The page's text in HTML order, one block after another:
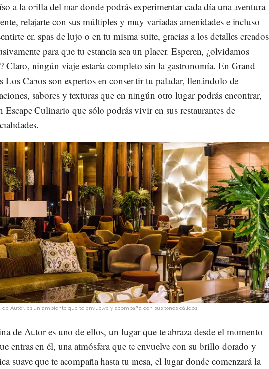
a la orilla del mar donde podrás experimentar cada día una aventura
relajarte con sus múltiples y muy variadas amenidades e incluso
en spas de lujo o en tu misma suite, gracias a los detalles creados
para que tu estancia sea un placer. Esperen, ¿olvidamos
Claro, ningún viaje estaría completo sin la gastronomía. En Grand
Los Cabos son expertos en consentir tu paladar, llenándolo de
sabores y texturas que en ningún otro lugar podrás encontrar,
Escape Culinario que sólo podrás vivir en sus restaurantes de
de Autor, es un ambiente que te envuelve y acompaña con sus tonos cálidos.
de Autor es uno de ellos, un lugar que te abraza desde el momento
entras en él, una atmósfera que te envuelve con su brillo dorado y
suave que te acompaña hasta tu mesa, el lugar donde comenzará la